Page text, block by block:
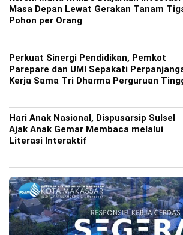
Masa Depan Lewat Gerakan Tanam
Pohon per Orang
Perkuat Sinergi Pendidikan, Pemkot
Parepare dan UMI Sepakati
Kerja Sama Tri Dharma Perguruan
Hari Anak Nasional, Dispusarsip Sulsel
Ajak Anak Gemar Membaca melalui
Literasi Interaktif